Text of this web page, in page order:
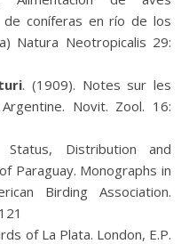
coníferas en río de los
Natura Neotropicalis 29:
. (1909). Notes sur les
Novit. Zool. 16:
Distribution and
Paraguay. Monographs in
Birding Association.
of La Plata. London, E.P.